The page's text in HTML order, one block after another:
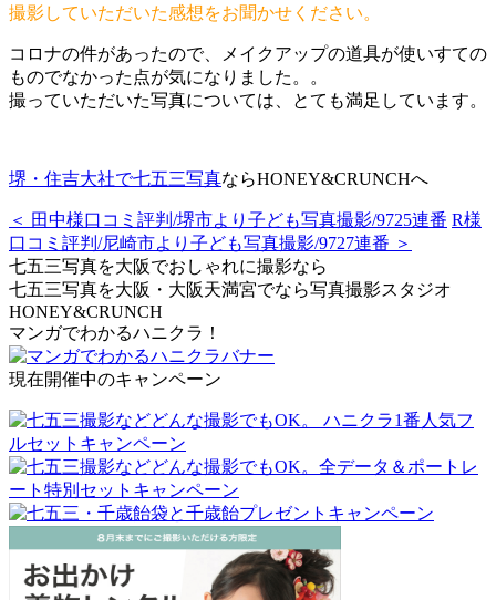
撮影していただいた感想をお聞かせください。
コロナの件があったので、メイクアップの道具が使いすての
ものでなかった点が気になりました。。
撮っていただいた写真については、とても満足しています。
堺・住吉大社で七五三写真ならHONEY&CRUNCHへ
＜ 田中様口コミ評判/堺市より子ども写真撮影/9725連番 R様
口コミ評判/尼崎市より子ども写真撮影/9727連番 ＞
七五三写真を大阪でおしゃれに撮影なら
七五三写真を大阪・大阪天満宮でなら写真撮影スタジオ
HONEY&CRUNCH
マンガでわかるハニクラ！
現在開催中のキャンペーン